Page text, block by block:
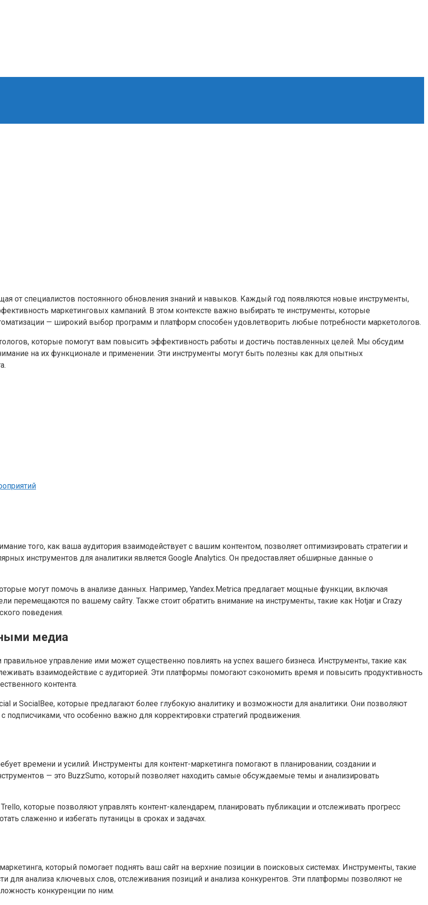
от специалистов постоянного обновления знаний и навыков. Каждый год появляются новые инструменты,
маркетинговых кампаний. В этом контексте важно выбирать те инструменты, которые
— широкий выбор программ и платформ способен удовлетворить любые потребности маркетологов.
которые помогут вам повысить эффективность работы и достичь поставленных целей. Мы обсудим
на их функционале и применении. Эти инструменты могут быть полезны как для опытных
того, как ваша аудитория взаимодействует с вашим контентом, позволяет оптимизировать стратегии и
инструментов для аналитики является Google Analytics. Он предоставляет обширные данные о
могут помочь в анализе данных. Например, Yandex.Metrica предлагает мощные функции, включая
перемещаются по вашему сайту. Также стоит обратить внимание на инструменты, такие как Hotjar и Crazy
поведения.
медиа
управление ими может существенно повлиять на успех вашего бизнеса. Инструменты, такие как
взаимодействие с аудиторией. Эти платформы помогают сэкономить время и повысить продуктивность
контента.
и SocialBee, которые предлагают более глубокую аналитику и возможности для аналитики. Они позволяют
что особенно важно для корректировки стратегий продвижения.
времени и усилий. Инструменты для контент-маркетинга помогают в планировании, создании и
— это BuzzSumo, который позволяет находить самые обсуждаемые темы и анализировать
которые позволяют управлять контент-календарем, планировать публикации и отслеживать прогресс
слаженно и избегать путаницы в сроках и задачах.
который помогает поднять ваш сайт на верхние позиции в поисковых системах. Инструменты, такие
для анализа ключевых слов, отслеживания позиций и анализа конкурентов. Эти платформы позволяют не
конкуренции по ним.